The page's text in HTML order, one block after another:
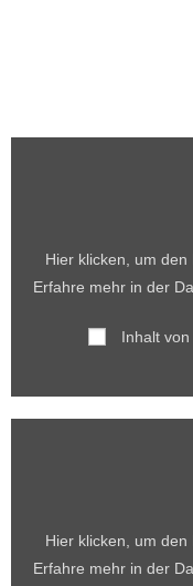
Hier klicken, um den
Erfahre mehr in der
Inhalt
Hier klicken, um den
Erfahre mehr in der